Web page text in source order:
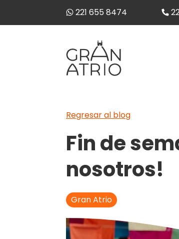
221 655 8474
Regresar al blog
Fin de
nosotros!
Gran Atrio